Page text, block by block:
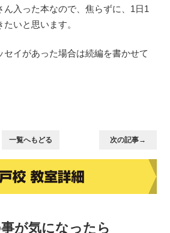
ん入った本なので、焦らずに、1日1
いと思います。
セイがあった場合は続編を書かせて
一覧へもどる 次の記事→
が気になったら